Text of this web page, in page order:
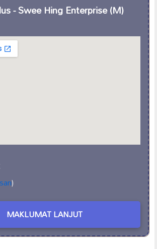
- Swee Hing Enterprise (M)
)
MAKLUMAT LANJUT